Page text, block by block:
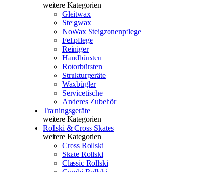
weitere Kategorien
Gleitwax
Steigwax
NoWax Steigzonenpflege
Fellpflege
Reiniger
Handbürsten
Rotorbürsten
Strukturgeräte
Waxbügler
Servicetische
Anderes Zubehör
Trainingsgeräte
weitere Kategorien
Rollski & Cross Skates
weitere Kategorien
Cross Rollski
Skate Rollski
Classic Rollski